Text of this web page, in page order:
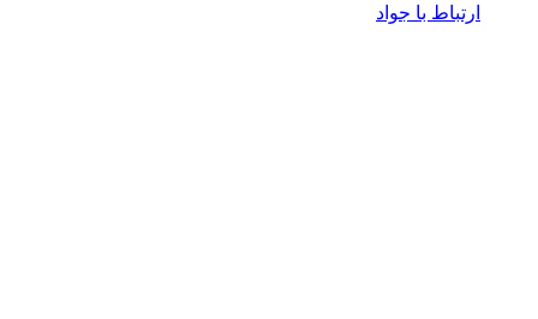
ارتباط با جواد